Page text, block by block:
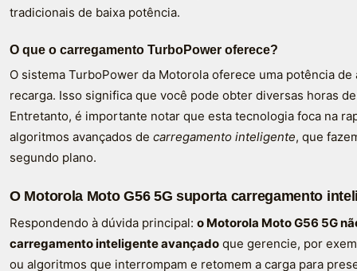
tradicionais de baixa potência.
O que o carregamento TurboPower oferece?
O sistema TurboPower da Motorola oferece uma potência
recarga. Isso significa que você pode obter diversas horas
Entretanto, é importante notar que esta tecnologia foca na
algoritmos avançados de carregamento inteligente, que
segundo plano.
O Motorola Moto G56 5G suporta carregamento
Respondendo à dúvida principal: o Motorola Moto G56 5G
carregamento inteligente avançado que gerencie, por
ou algoritmos que interrompam e retomem a carga para